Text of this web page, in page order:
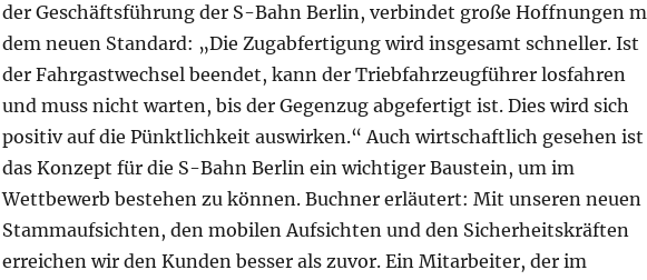
der Geschäftsführung der S-Bahn Berlin, verbindet große Hoffnungen
dem neuen Standard: „Die Zugabfertigung wird insgesamt schneller. Ist
der Fahrgastwechsel beendet, kann der Triebfahrzeugführer losfahren
und muss nicht warten, bis der Gegenzug abgefertigt ist. Dies wird sich
positiv auf die Pünktlichkeit auswirken.“ Auch wirtschaftlich gesehen ist
das Konzept für die S-Bahn Berlin ein wichtiger Baustein, um im
Wettbewerb bestehen zu können. Buchner erläutert: Mit unseren neuen
Stammaufsichten, den mobilen Aufsichten und den Sicherheitskräften
erreichen wir den Kunden besser als zuvor. Ein Mitarbeiter, der im